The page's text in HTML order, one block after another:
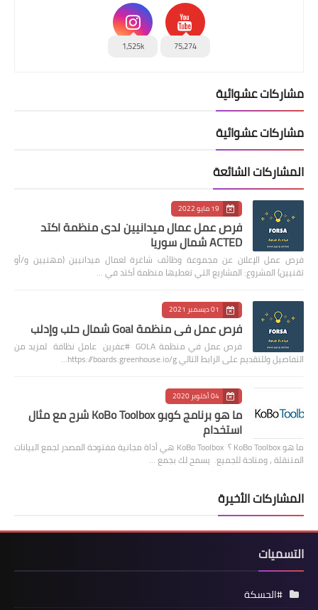
75,274
1,525k
مشاركات عشوائية
مشاركات عشوائية
المشاركات الشائعة
19 مايو 2022
فرص عمل عمال ميدانيين لدى منظمة اكتد
ACTED شمال سوريا
فرص عمل الإعلان عن مجموعة وظائف شاغرة لعمال ميدانيين (مهنيين و/أو
تقنيين) المشروع: المشاريع التي تغطيها منظمة أكتد في …
01 ديسمبر 2021
فرص عمل في منظمة Goal شمال حلب وإدلب
فرص عمل في منظمة GOLA #عفرين عامل نظافة لمزيد من
التفاصيل وللتقديم على الرابط التالي https://boards.greenhouse.io/g…
04 أكتوبر 2020
ما هو برنامج كوبو KoBo Toolbox شرح مع مثال
استخدام
ما هو KoBo Toolbox ؟ KoBo Toolbox هي أداة مجانية مفتوحة المصدر لجمع البيانات
المتنقلة ، ومتاحة للجميع. يسمح لك بجمع …
المشاركات الأخيرة
التسميات
#الحسكة